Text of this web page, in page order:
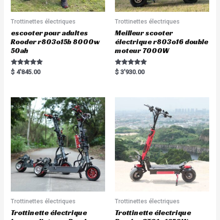
Trottinettes électriques
escooter pour adultes
Rooder r803o15b 8000w
50ah
Rated
5.00
$ 4'845.00
Trottinettes électriques
Meilleur scooter
électrique r803o16 double
moteur 7000W
Rated
5.00
$ 3'930.00
Trottinettes électriques
Trottinette électrique
Trottinettes électriques
Trottinette électrique